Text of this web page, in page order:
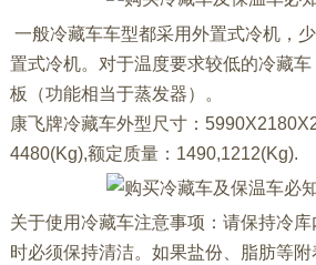
一般冷藏车车型都采用外置式冷机，
置式冷机。对于温度要求较低的冷藏
板（功能相当于蒸发器）。
康飞牌冷藏车外型尺寸：
4480(Kg),额定质量：1490,1212(Kg).
关于使用冷藏车注意事项：请保持冷
时必须保持清洁。如果盐份、脂肪等